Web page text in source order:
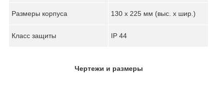
Размеры корпуса 130 x 225 мм (выс. x шир.)
Класс защиты IP 44
Чертежи и размеры